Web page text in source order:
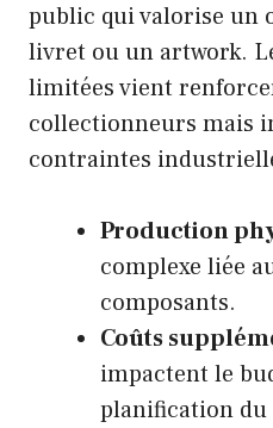
public qui valorise un
livret ou un artwork.
limitées vient
collectionneurs mais
contraintes
Production
complexe liée
composants.
Coûts
impactent le
planification du